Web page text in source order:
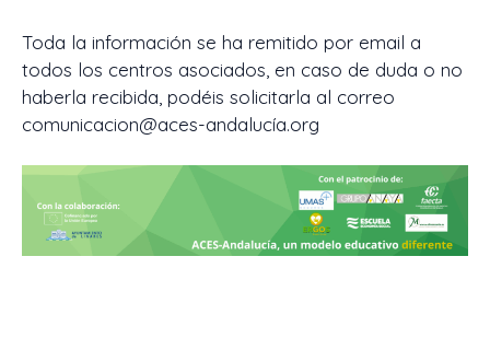
Toda la información se ha remitido por email a
todos los centros asociados, en caso de duda o no
haberla recibida, podéis solicitarla al correo
comunicacion@aces-andalucía.org